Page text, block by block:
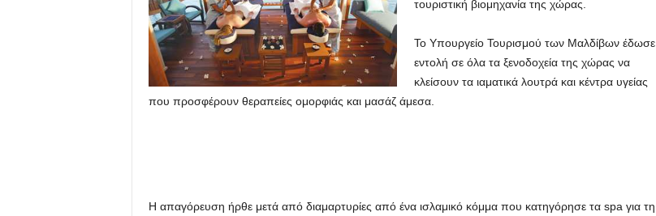
τουριστική βιομηχανία της χώρας.
Το Υπουργείο Τουρισμού των Μαλδίβων έδωσε
εντολή σε όλα τα ξενοδοχεία της χώρας να
κλείσουν τα ιαματικά λουτρά και κέντρα υγείας
που προσφέρουν θεραπείες ομορφιάς και μασάζ άμεσα.
Η απαγόρευση ήρθε μετά από διαμαρτυρίες από ένα ισλαμικό κόμμα που κατηγόρησε τα spa για τη